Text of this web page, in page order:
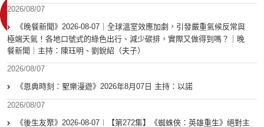
2026/08/07
《晚餐新聞》2026-08-07｜全球溫室效應加劇，引發嚴重氣候反常與
極端天氣！各地口號式的綠色出行、減少碳排，實際又做得到嗎？｜晚
餐新聞｜主持：陳珏明、劉銳紹（夫子）
2026/08/07
《恩典時刻：聖樂漫遊》2026年8月07日 主持：以諾
2026/08/07
《後生友聚》2026-08-07︱【第272集】《蜘蛛俠：英雄重生》絕對主